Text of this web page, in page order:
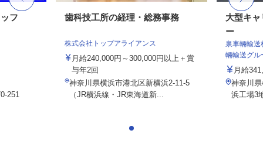
フ
251
歯科技工所の経理・総務事務
株式会社トップアライアンス
月給240,000円～300,000円以上＋賞
与年2回
神奈川県横浜市港北区新横浜2-11-5
（JR横浜線・JR東海道新...
大型キ
ー
泉車輛輸
輛輸送グル
月給
神奈川
浜工場3